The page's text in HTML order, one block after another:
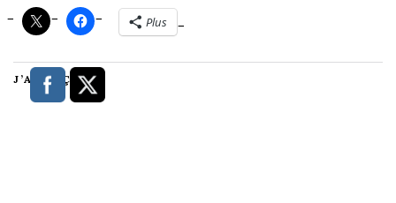
Plus
J’AIME ÇA :